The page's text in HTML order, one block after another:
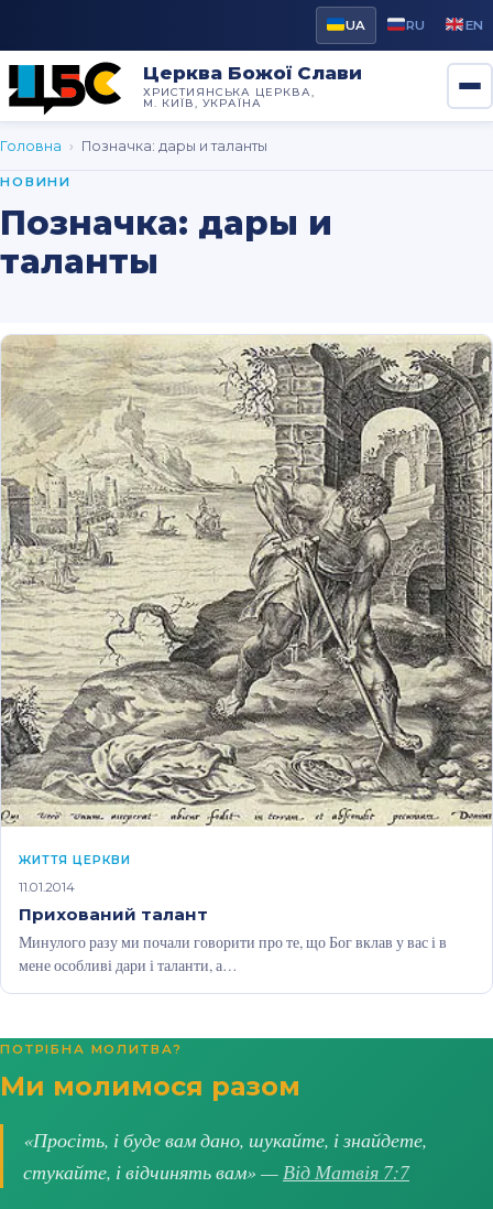
UA RU EN
Церква Божої Слави
ХРИСТИЯНСЬКА ЦЕРКВА,
М. КИЇВ, УКРАЇНА
Головна › Позначка: дары и таланты
НОВИНИ
Позначка: дары и
таланты
ЖИТТЯ ЦЕРКВИ
11.01.2014
Прихований талант
Минулого разу ми почали говорити про те, що Бог вклав у вас і в
мене особливі дари і таланти, а…
ПОТРІБНА МОЛИТВА?
Ми молимося разом
«Просіть, і буде вам дано, шукайте, і знайдете,
стукайте, і відчинять вам» —Від Матвія 7:7